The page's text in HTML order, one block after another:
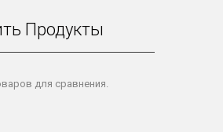
Продукты
для сравнения.